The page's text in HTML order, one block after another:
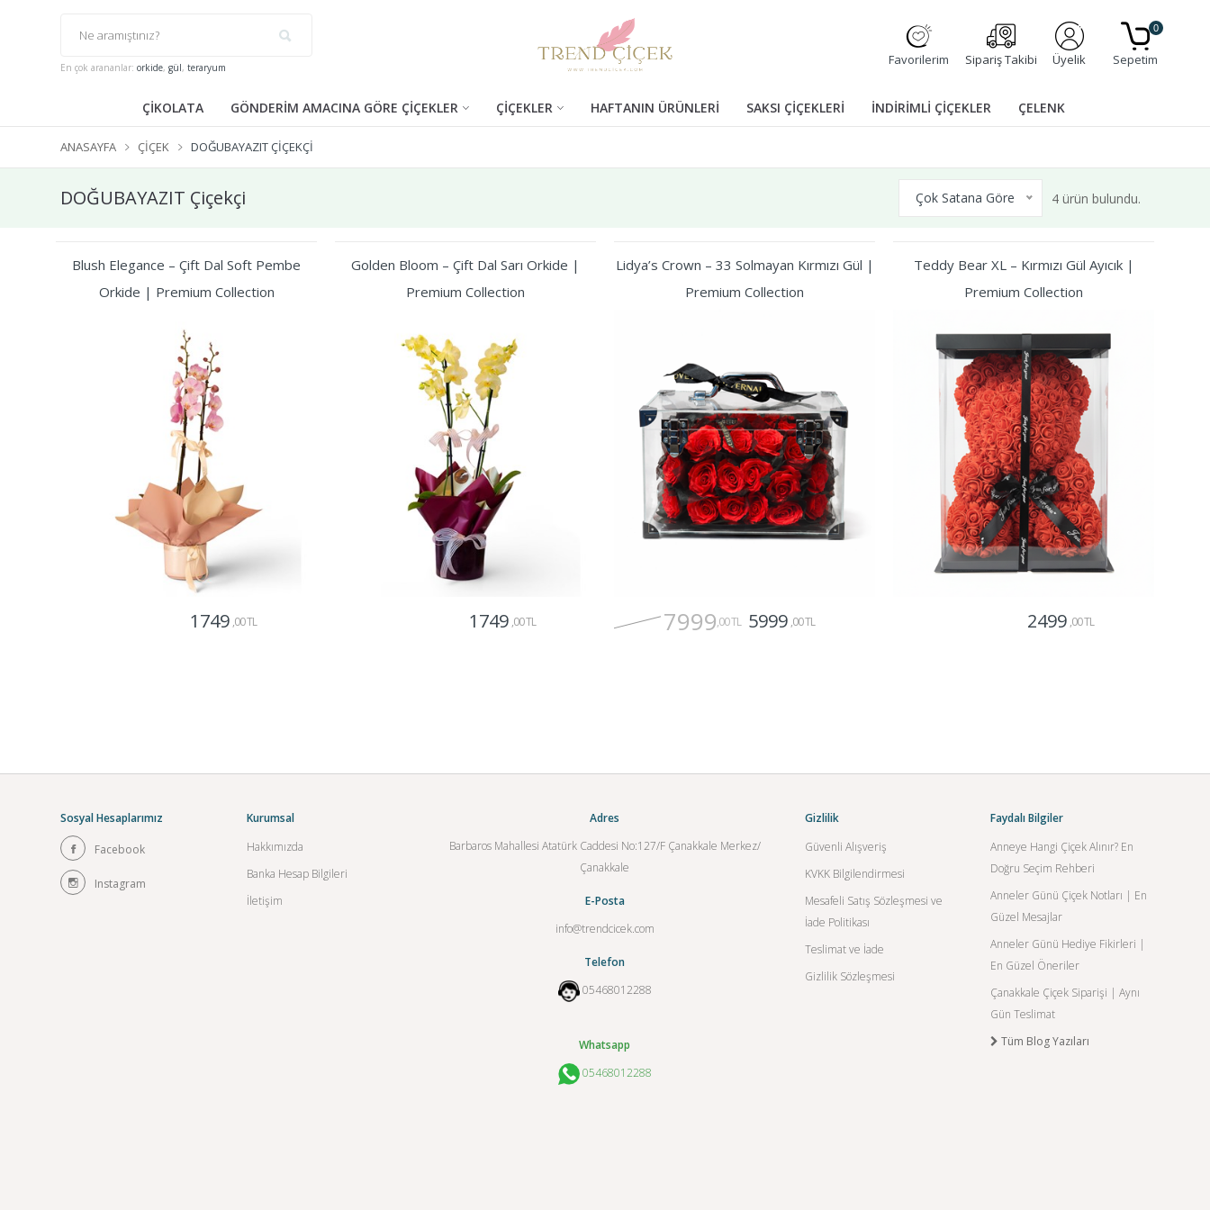
En çok arananlar: orkide, gül, teraryum Favorilerim Sipariş Takibi Üyelik Sepetim
0
ÇİKOLATA GÖNDERİM AMACINA GÖRE ÇİÇEKLER ÇİÇEKLER HAFTANIN ÜRÜNLERİ SAKSI ÇİÇEKLERİ İNDİRİMLİ ÇİÇEKLER ÇELENK
ANASAYFA ÇIÇEK DOĞUBAYAZIT ÇIÇEKÇI
DOĞUBAYAZIT Çiçekçi Çok Satana Göre 4 ürün bulundu.
Blush Elegance – Çift Dal Soft Pembe
Orkide | Premium Collection
1749 ,00 TL
Golden Bloom – Çift Dal Sarı Orkide |
Premium Collection
1749 ,00 TL
Lidya’s Crown – 33 Solmayan Kırmızı Gül |
Premium Collection
7999,00 TL 5999 ,00 TL
Teddy Bear XL – Kırmızı Gül Ayıcık |
Premium Collection
2499 ,00 TL
Sosyal Hesaplarımız
Facebook
Instagram
Kurumsal
Hakkımızda
Banka Hesap Bilgileri
İletişim
Adres
Barbaros Mahallesi Atatürk Caddesi No:127/F Çanakkale Merkez/
Çanakkale
E-Posta
info@trendcicek.com
Telefon
05468012288
Whatsapp
05468012288
Gizlilik
Güvenli Alışveriş
KVKK Bilgilendirmesi
Mesafeli Satış Sözleşmesi ve
İade Politikası
Teslimat ve İade
Gizlilik Sözleşmesi
Faydalı Bilgiler
Anneye Hangi Çiçek Alınır? En
Doğru Seçim Rehberi
Anneler Günü Çiçek Notları | En
Güzel Mesajlar
Anneler Günü Hediye Fikirleri |
En Güzel Öneriler
Çanakkale Çiçek Siparişi | Aynı
Gün Teslimat
Tüm Blog Yazıları